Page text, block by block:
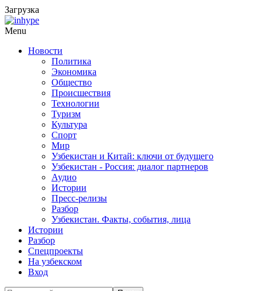
Загрузка
Menu
Новости
Политика
Экономика
Общество
Происшествия
Технологии
Туризм
Культура
Спорт
Мир
Узбекистан и Китай: ключи от будущего
Узбекистан - Россия: диалог партнеров
Аудио
Истории
Пресс-релизы
Разбор
Узбекистан. Факты, события, лица
Истории
Разбор
Спецпроекты
На узбекском
Вход